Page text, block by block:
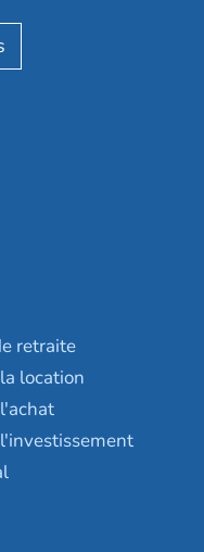
Médicis
retraite
location